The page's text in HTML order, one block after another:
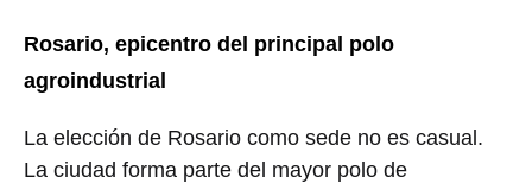
Rosario, epicentro del principal polo
agroindustrial
La elección de Rosario como sede no es casual.
La ciudad forma parte del mayor polo de